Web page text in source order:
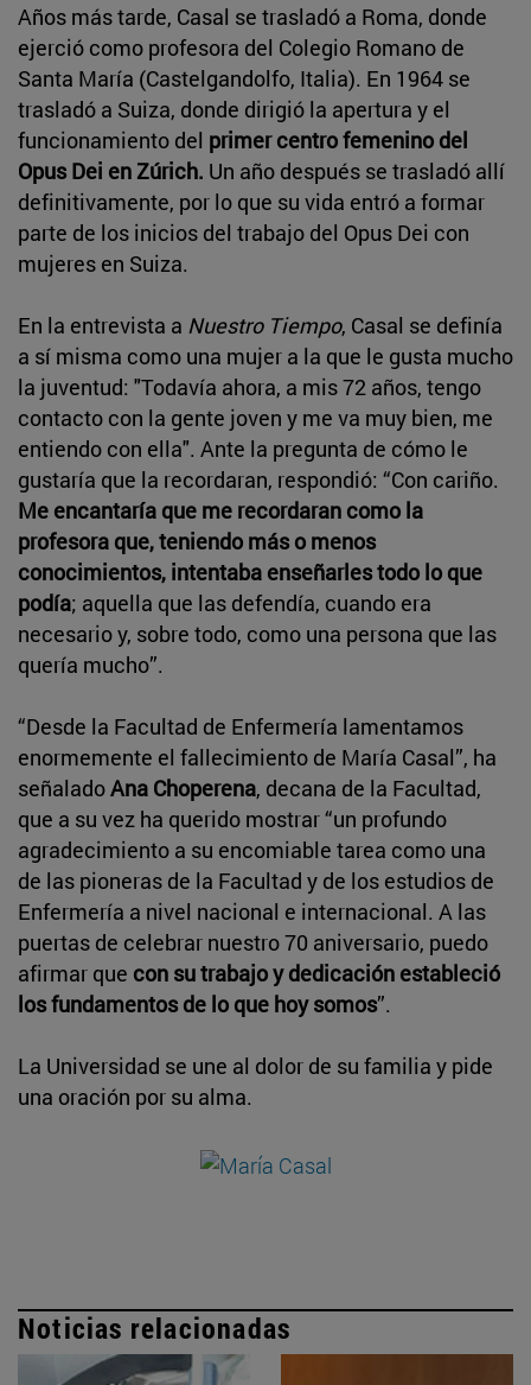
Años más tarde, Casal se trasladó a Roma, donde
ejerció como profesora del Colegio Romano de
Santa María (Castelgandolfo, Italia). En 1964 se
trasladó a Suiza, donde dirigió la apertura y el
funcionamiento del primer centro femenino del
Opus Dei en Zúrich. Un año después se trasladó allí
definitivamente, por lo que su vida entró a formar
parte de los inicios del trabajo del Opus Dei con
mujeres en Suiza.
En la entrevista a Nuestro Tiempo, Casal se definía
a sí misma como una mujer a la que le gusta mucho
la juventud: "Todavía ahora, a mis 72 años, tengo
contacto con la gente joven y me va muy bien, me
entiendo con ella". Ante la pregunta de cómo le
gustaría que la recordaran, respondió: “Con cariño.
Me encantaría que me recordaran como la
profesora que, teniendo más o menos
conocimientos, intentaba enseñarles todo lo que
podía; aquella que las defendía, cuando era
necesario y, sobre todo, como una persona que las
quería mucho”.
“Desde la Facultad de Enfermería lamentamos
enormemente el fallecimiento de María Casal”, ha
señaladoAna Choperena, decana de la Facultad,
que a su vez ha querido mostrar “un profundo
agradecimiento a su encomiable tarea como una
de las pioneras de la Facultad y de los estudios de
Enfermería a nivel nacional e internacional. A las
puertas de celebrar nuestro 70 aniversario, puedo
afirmar que con su trabajo y dedicación estableció
los fundamentos de lo que hoy somos”.
La Universidad se une al dolor de su familia y pide
una oración por su alma.
Noticias relacionadas